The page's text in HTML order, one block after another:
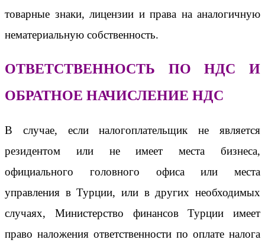
товарные знаки, лицензии и права на аналогичную
нематериальную собственность.
ОТВЕТСТВЕННОСТЬ ПО НДС И
ОБРАТНОЕ НАЧИСЛЕНИЕ НДС
В случае, если налогоплательщик не является
резидентом или не имеет места бизнеса,
официального головного офиса или места
управления в Турции, или в других необходимых
случаях, Министерство финансов Турции имеет
право наложения ответственности по оплате налога